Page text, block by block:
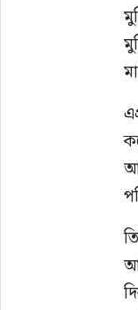
আলোচনা